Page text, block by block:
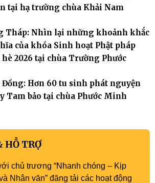
tại hạ trường chùa Khải Nam
Tháp: Nhìn lại những khoảnh khắc
của khóa Sinh hoạt Phật pháp
hè 2026 tại chùa Trường Phước
Đồng: Hơn 60 tu sinh phát nguyện
Tam bảo tại chùa Phước Minh
HỖ TRỢ
chủ trương “Nhanh chóng – Kịp
Nhân văn” đăng tải các hoạt động